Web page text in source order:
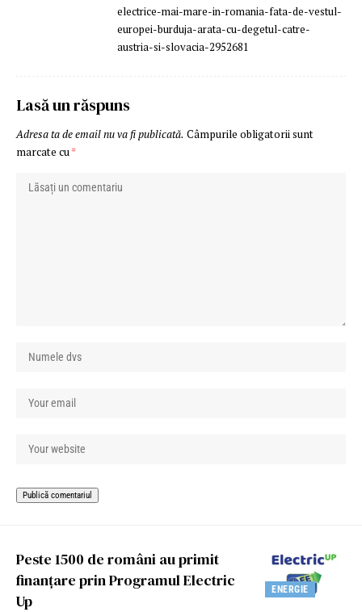
electrice-mai-mare-in-romania-fata-de-vestul-
europei-burduja-arata-cu-degetul-catre-
austria-si-slovacia-2952681
Lasă un răspuns
Adresa ta de email nu va fi publicată. Câmpurile obligatorii sunt
marcate cu *
ENERGIE
Peste 1500 de români au primit
finanțare prin Programul Electric
Up